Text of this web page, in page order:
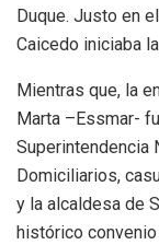
Duque. Justo en
Caicedo iniciaba
Mientras que, la
Marta –Essmar-
Superintendencia
Domiciliarios,
y la alcaldesa de
histórico